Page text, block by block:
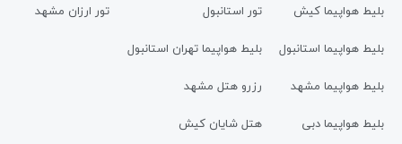
بلیط هواپیما کیش
بلیط هواپیما استانبول
بلیط هواپیما مشهد
بلیط هواپیما دبی
تور استانبول
بلیط هواپیما تهران استانبول
رزرو هتل مشهد
هتل شایان کیش
تور ارزان مشهد